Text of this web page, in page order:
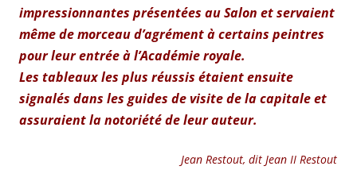
impressionnantes présentées au Salon et servaient
même de morceau d’agrément à certains peintres
pour leur entrée à l’Académie royale.
Les tableaux les plus réussis étaient ensuite
signalés dans les guides de visite de la capitale et
assuraient la notoriété de leur auteur.
Jean Restout, dit Jean II Restout